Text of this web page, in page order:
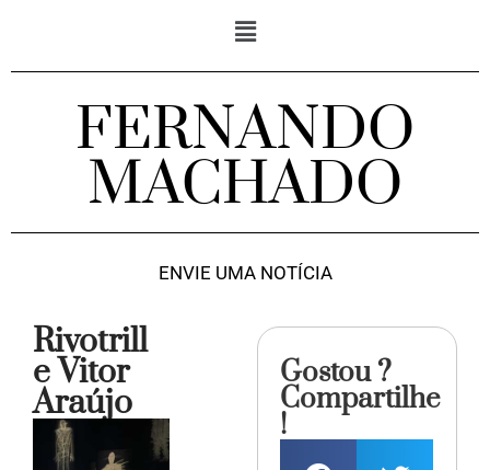
FERNANDO
MACHADO
ENVIE UMA NOTÍCIA
Rivotrill
e Vitor
Araújo
Gostou ?
Compartilhe
!